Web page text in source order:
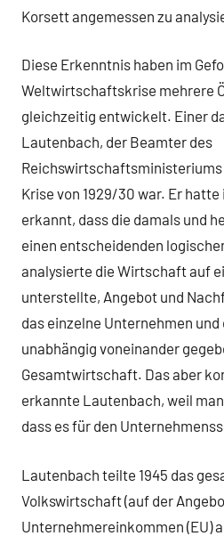
Korsett angemessen zu
Diese Erkenntnis haben im
Weltwirtschaftskrise mehrere
gleichzeitig entwickelt. Einer
Lautenbach, der Beamter des
Reichswirtschaftsministeriums
Krise von 1929/30 war. Er
erkannt, dass die damals und
einen entscheidenden
analysierte die Wirtschaft auf
unterstellte, Angebot und
das einzelne Unternehmen
unabhängig voneinander
Gesamtwirtschaft. Das aber
erkannte Lautenbach, weil
dass es für den
Lautenbach teilte 1945 das
Volkswirtschaft (auf der
Unternehmereinkommen (EU)